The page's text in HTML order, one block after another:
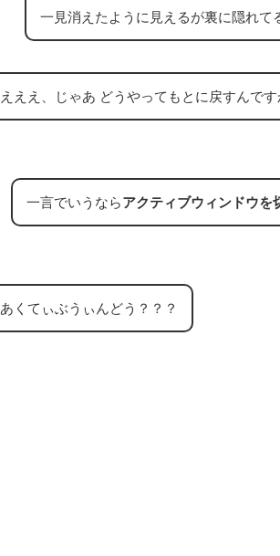
一見消えたように見えるが裏に隠れて
えええ、じゃあ どうやってもとに戻すんです
一言でいうならアクティブウィンドウを
あくてぃぶうぃんどう？？？